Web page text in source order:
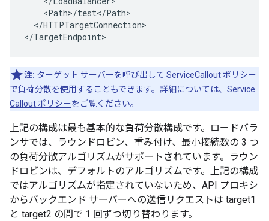
    <Path>/test</Path>
  </HTTPTargetConnection>
</TargetEndpoint>
注: ターゲット サーバーを呼び出して ServiceCallout ポリシー
で負荷分散を使用することもできます。詳細については、 Service
Callout ポリシーをご覧ください。
上記の構成は最も基本的な負荷分散構成です。ロードバラ
ンサでは、ラウンドロビン、重み付け、最小接続数の 3 つ
の負荷分散アルゴリズムがサポートされています。ラウン
ドロビンは、デフォルトのアルゴリズムです。上記の構成
ではアルゴリズムが指定されていないため、API プロキシ
からバックエンド サーバーへの送信リクエストは target1
と target2 の間で 1 回ずつ切り替わります。